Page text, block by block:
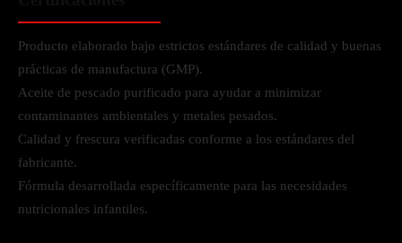
Producto elaborado bajo estrictos estándares de calidad y buenas
prácticas de manufactura (GMP).
Aceite de pescado purificado para ayudar a minimizar
contaminantes ambientales y metales pesados.
Calidad y frescura verificadas conforme a los estándares del
fabricante.
Fórmula desarrollada específicamente para las necesidades
nutricionales infantiles.